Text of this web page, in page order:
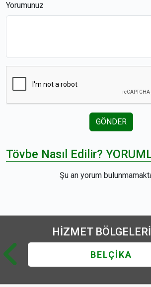
Yorumunuz
GÖNDER
Tövbe Nasıl Edilir?
Şu an yorum
HİZMET
BELÇİKA